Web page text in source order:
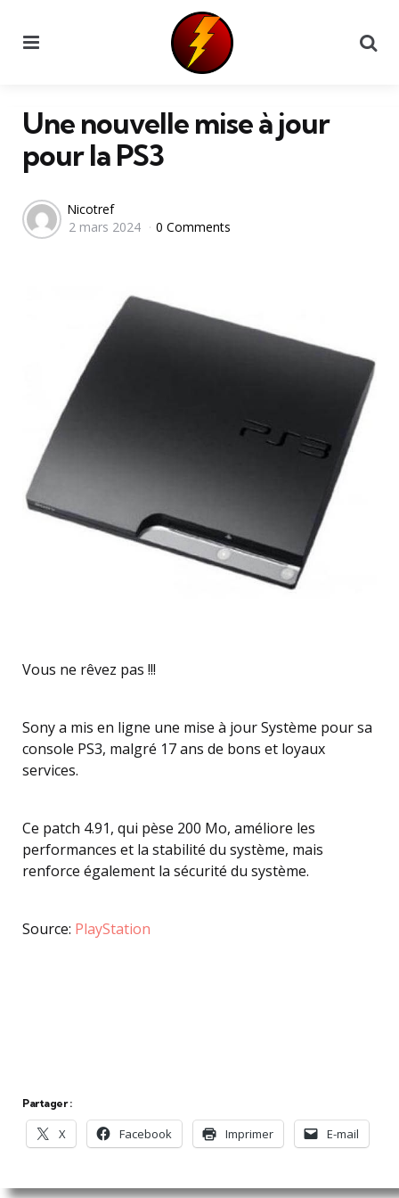
Une nouvelle mise à jour
pour la PS3
Posted
by
Nicotref
2 mars 2024
0 Comments
Vous ne rêvez pas !!!
Sony a mis en ligne une mise à jour Système pour sa
console PS3, malgré 17 ans de bons et loyaux
services.
Ce patch 4.91, qui pèse 200 Mo, améliore les
performances et la stabilité du système, mais
renforce également la sécurité du système.
Source: PlayStation
Partager :
X Facebook Imprimer E-mail